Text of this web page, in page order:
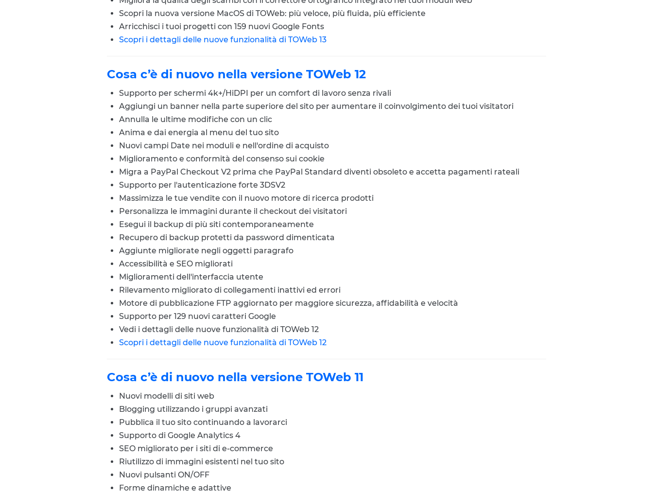
Scopri la nuova versione MacOS di TOWeb: più veloce, più fluida, più efficiente
Arricchisci i tuoi progetti con 159 nuovi Google Fonts
Scopri i dettagli delle nuove funzionalità di TOWeb 13
Cosa c’è di nuovo nella versione TOWeb 12
Supporto per schermi 4k+/HiDPI per un comfort di lavoro senza rivali
Aggiungi un banner nella parte superiore del sito per aumentare il coinvolgimento dei tuoi visitatori
Annulla le ultime modifiche con un clic
Anima e dai energia al menu del tuo sito
Nuovi campi Date nei moduli e nell'ordine di acquisto
Miglioramento e conformità del consenso sui cookie
Migra a PayPal Checkout V2 prima che PayPal Standard diventi obsoleto e accetta pagamenti rateali
Supporto per l'autenticazione forte 3DSV2
Massimizza le tue vendite con il nuovo motore di ricerca prodotti
Personalizza le immagini durante il checkout dei visitatori
Esegui il backup di più siti contemporaneamente
Recupero di backup protetti da password dimenticata
Aggiunte migliorate negli oggetti paragrafo
Accessibilità e SEO migliorati
Miglioramenti dell'interfaccia utente
Rilevamento migliorato di collegamenti inattivi ed errori
Motore di pubblicazione FTP aggiornato per maggiore sicurezza, affidabilità e velocità
Supporto per 129 nuovi caratteri Google
Vedi i dettagli delle nuove funzionalità di TOWeb 12
Scopri i dettagli delle nuove funzionalità di TOWeb 12
Cosa c’è di nuovo nella versione TOWeb 11
Nuovi modelli di siti web
Blogging utilizzando i gruppi avanzati
Pubblica il tuo sito continuando a lavorarci
Supporto di Google Analytics 4
SEO migliorato per i siti di e-commerce
Riutilizzo di immagini esistenti nel tuo sito
Nuovi pulsanti ON/OFF
Forme dinamiche e adattive